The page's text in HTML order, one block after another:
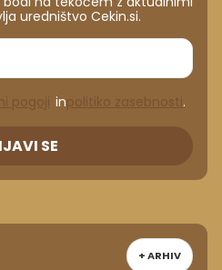
uredništvo Cekin.si.
in .
SE
+ ARHIV